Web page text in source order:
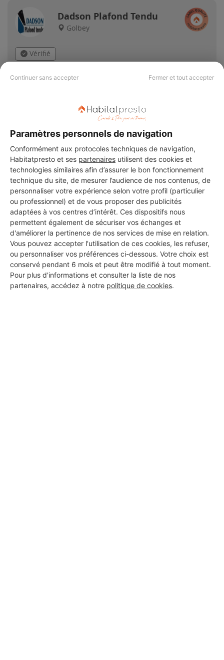
Continuer sans accepter Fermer et tout accepter
Paramètres personnels de navigation
Conformément aux protocoles techniques de navigation,
Habitatpresto et ses partenaires utilisent des cookies et
technologies similaires afin d’assurer le bon fonctionnement
technique du site, de mesurer l’audience de nos contenus, de
personnaliser votre expérience selon votre profil (particulier
ou professionnel) et de vous proposer des publicités
adaptées à vos centres d’intérêt. Ces dispositifs nous
permettent également de sécuriser vos échanges et
d'améliorer la pertinence de nos services de mise en relation.
Vous pouvez accepter l'utilisation de ces cookies, les refuser,
ou personnaliser vos préférences ci-dessous. Votre choix est
conservé pendant 6 mois et peut être modifié à tout moment.
Pour plus d'informations et consulter la liste de nos
partenaires, accédez à notre politique de cookies.
Dadson Plafond Tendu
Golbey
Vérifié
SASU TEK
Golbey
9 ans d'expérience
Voir sa fiche
Lorraine Batiment Service
Golbey
15 ans d'expérience